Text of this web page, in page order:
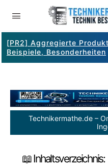
[PR2] Aggregierte
Beispiele, Besonderheiten
Technikermathe.de –
📖 Inhaltsverzeichnis: